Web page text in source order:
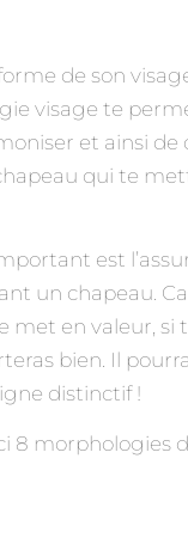
de son
visage te
et ainsi de
qui te
est
un chapeau.
met en valeur, si
bien. Il
distinctif !
8 morphologies